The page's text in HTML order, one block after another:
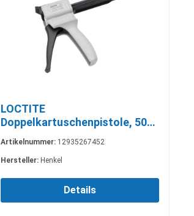
LOCTITE
Doppelkartuschenpistole, 50
Artikelnummer: 12935267452
Hersteller: Henkel
Details